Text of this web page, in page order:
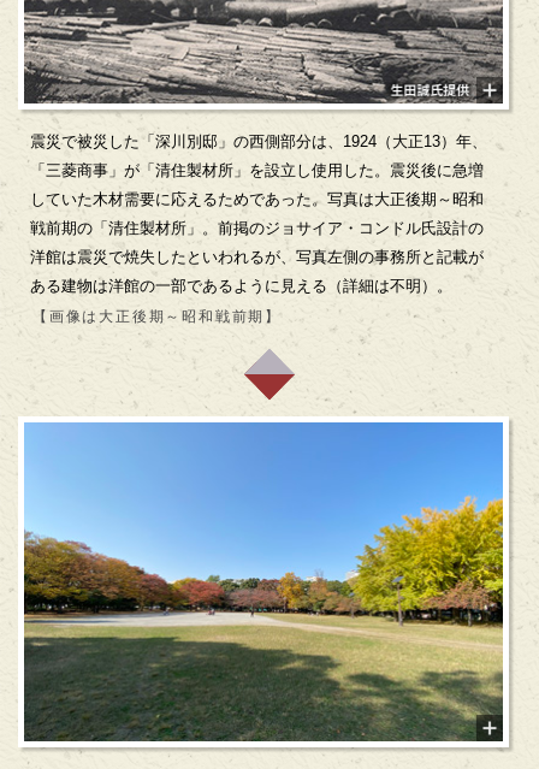
震災で被災した「深川別邸」の西側部分は、1924（大正13）年、
「三菱商事」が「清住製材所」を設立し使用した。震災後に急増
していた木材需要に応えるためであった。写真は大正後期～昭和
戦前期の「清住製材所」。前掲のジョサイア・コンドル氏設計の
洋館は震災で焼失したといわれるが、写真左側の事務所と記載が
ある建物は洋館の一部であるように見える（詳細は不明）。
【画像は大正後期～昭和戦前期】